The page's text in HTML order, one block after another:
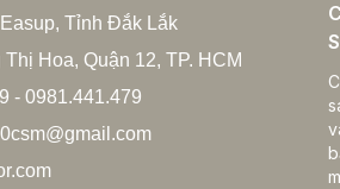
rèm cửa gia đình hợp phong thủy
2026
Tỉnh Đắk Lắk
Hoa, Quận 12, TP. HCM
- 0981.441.479